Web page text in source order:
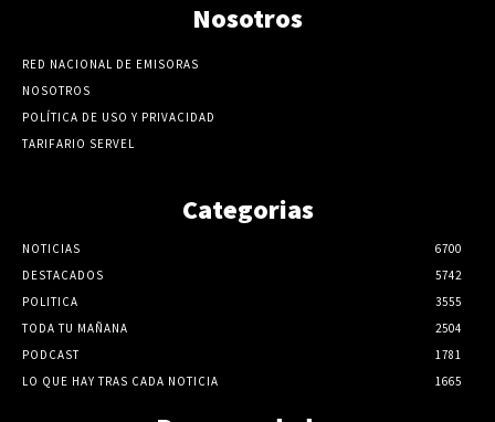
Nosotros
RED NACIONAL DE EMISORAS
NOSOTROS
POLÍTICA DE USO Y PRIVACIDAD
TARIFARIO SERVEL
Categorias
NOTICIAS
6700
DESTACADOS
5742
POLITICA
3555
TODA TU MAÑANA
2504
PODCAST
1781
LO QUE HAY TRAS CADA NOTICIA
1665